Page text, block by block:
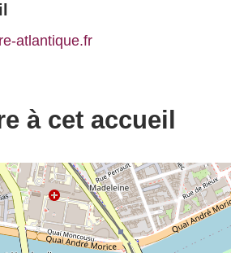
atlantique.fr
à cet accueil